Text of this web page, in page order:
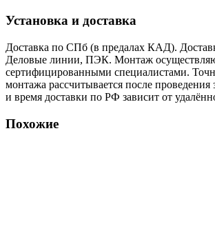
Установка и доставка
Доставка по СПб (в предалах КАД).
Деловые линии, ПЭК. Монтаж
сертифицированными специалистами.
монтажа рассчитывается после проведения
и время доставки по РФ зависит от
Похожие